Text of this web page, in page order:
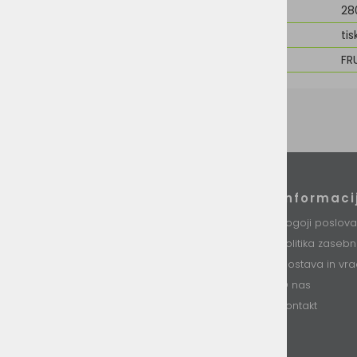
Pogoji
Politika
Dostava in
O nas
Kontakt